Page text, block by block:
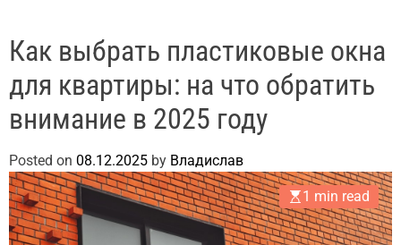
Как выбрать пластиковые окна
для квартиры: на что обратить
внимание в 2025 году
Posted on 08.12.2025 by Владислав
1 min read